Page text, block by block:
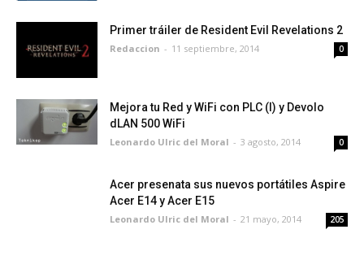
Primer tráiler de Resident Evil Revelations 2
Redaccion - 11 septiembre, 2014 0
Mejora tu Red y WiFi con PLC (I) y Devolo
dLAN 500 WiFi
Leonardo Ulric del Moral - 3 agosto, 2014 0
Acer presenata sus nuevos portátiles Aspire
Acer E14 y Acer E15
Leonardo Ulric del Moral - 21 mayo, 2014 205